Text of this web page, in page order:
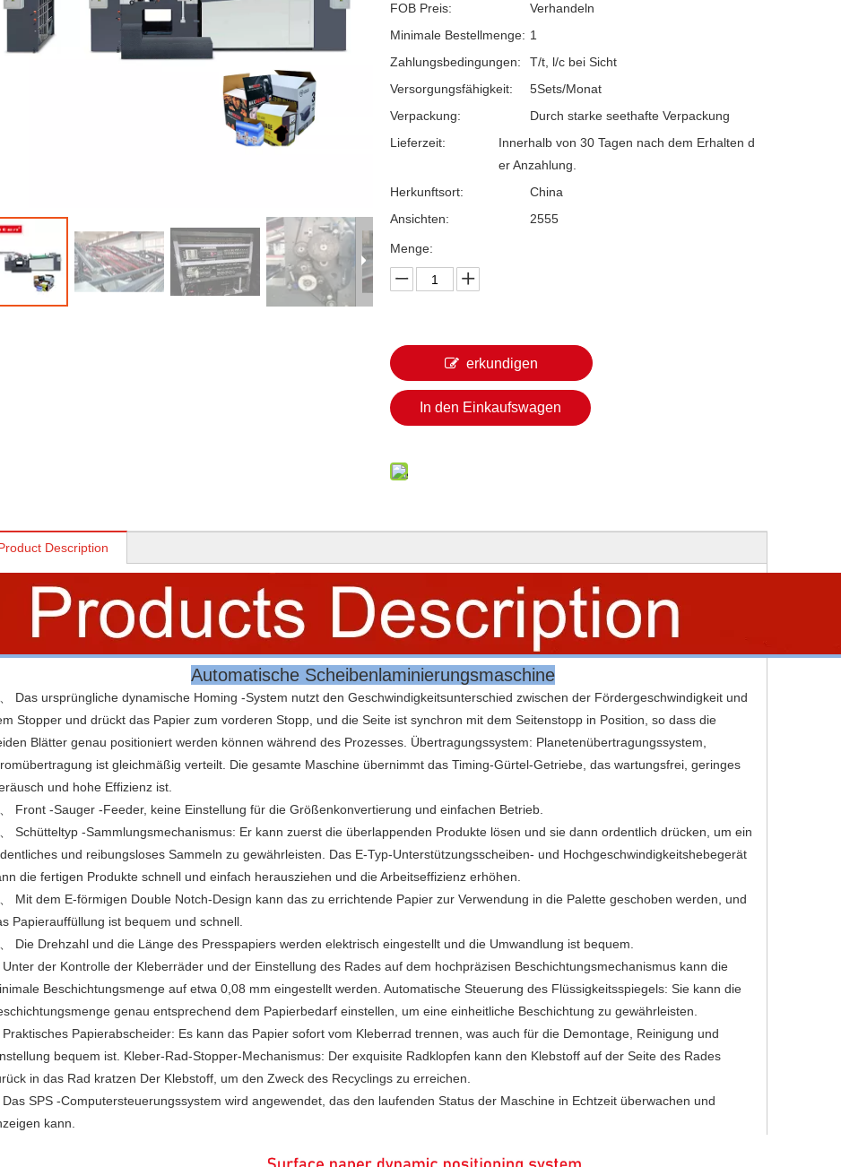
FOB Preis:
Verhandeln
Minimale Bestellmenge: 1
Zahlungsbedingungen:
T/t, l/c bei Sicht
Versorgungsfähigkeit:
5Sets/Monat
Verpackung:
Durch starke seethafte Verpackung
Lieferzeit:
Innerhalb von 30 Tagen nach dem Erhalten d
er Anzahlung.
Herkunftsort:
China
Ansichten:
2555
Menge:
erkundigen
In den Einkaufswagen
Description
Automatische Scheibenlaminierungsmaschine
Das ursprüngliche dynamische Homing -System nutzt den Geschwindigkeitsunterschied zwischen der Fördergeschwindigkeit und
Stopper und drückt das Papier zum vorderen Stopp, und die Seite ist synchron mit dem Seitenstopp in Position, so dass die
Blätter genau positioniert werden können während des Prozesses. Übertragungssystem: Planetenübertragungssystem,
ist gleichmäßig verteilt. Die gesamte Maschine übernimmt das Timing-Gürtel-Getriebe, das wartungsfrei, geringes
und hohe Effizienz ist.
Front -Sauger -Feeder, keine Einstellung für die Größenkonvertierung und einfachen Betrieb.
Schütteltyp -Sammlungsmechanismus: Er kann zuerst die überlappenden Produkte lösen und sie dann ordentlich drücken, um ein
und reibungsloses Sammeln zu gewährleisten. Das E-Typ-Unterstützungsscheiben- und Hochgeschwindigkeitshebegerät
die fertigen Produkte schnell und einfach herausziehen und die Arbeitseffizienz erhöhen.
Mit dem E-förmigen Double Notch-Design kann das zu errichtende Papier zur Verwendung in die Palette geschoben werden, und
Papierauffüllung ist bequem und schnell.
Die Drehzahl und die Länge des Presspapiers werden elektrisch eingestellt und die Umwandlung ist bequem.
Unter der Kontrolle der Kleberräder und der Einstellung des Rades auf dem hochpräzisen Beschichtungsmechanismus kann die
Beschichtungsmenge auf etwa 0,08 mm eingestellt werden. Automatische Steuerung des Flüssigkeitsspiegels: Sie kann die
genau entsprechend dem Papierbedarf einstellen, um eine einheitliche Beschichtung zu gewährleisten.
Praktisches Papierabscheider: Es kann das Papier sofort vom Kleberrad trennen, was auch für die Demontage, Reinigung und
bequem ist. Kleber-Rad-Stopper-Mechanismus: Der exquisite Radklopfen kann den Klebstoff auf der Seite des Rades
in das Rad kratzen Der Klebstoff, um den Zweck des Recyclings zu erreichen.
Das SPS -Computersteuerungssystem wird angewendet, das den laufenden Status der Maschine in Echtzeit überwachen und
kann.